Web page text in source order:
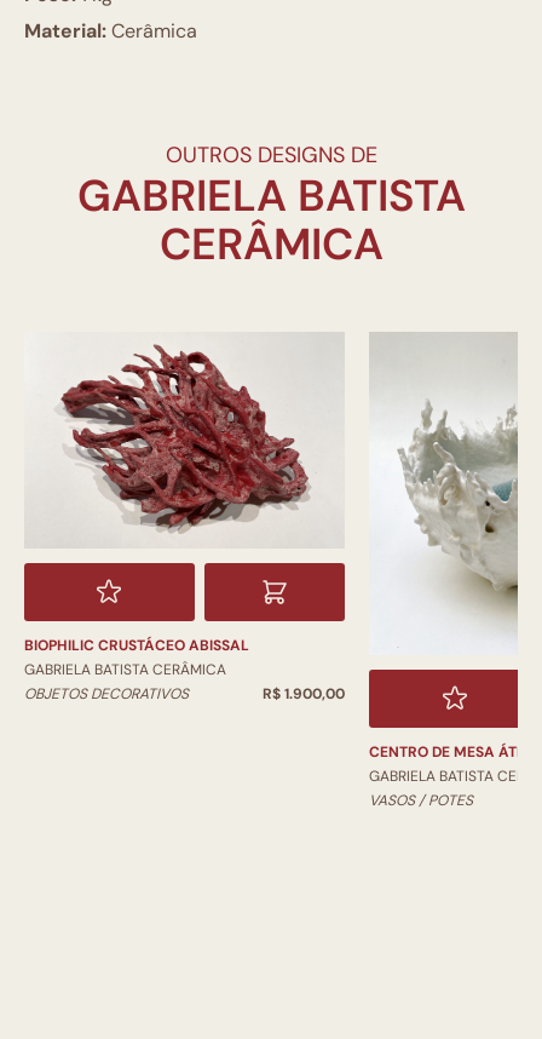
Material:Cerâmica
OUTROS DESIGNS DE
GABRIELA BATISTA
BIOPHILIC CRUSTÁCEO ABISSAL
GABRIELA BATISTA CERÂMICA
OBJETOS DECORATIVOS
R$ 1.900,00
CENTRO DE MESA
GABRIELA BATISTA
VASOS / POTES